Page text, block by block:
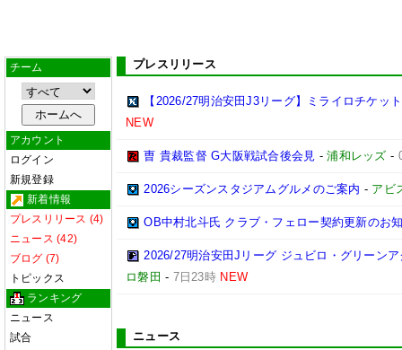
チーム
アカウント
ログイン
新規登録
新着情報
プレスリリース (4)
ニュース (42)
ブログ (7)
トピックス
ランキング
ニュース
試合
プレスリリース
【2026/27明治安田J3リーグ】ミライロチケッ
NEW
曺 貴裁監督 G大阪戦試合後会見 -浦和レッズ -
2026シーズンスタジアムグルメのご案内 - アビ
OB中村北斗氏 クラブ・フェロー契約更新のお
2026/27明治安田Jリーグ ジュビロ・グリーン
ロ磐田 - 7日23時 NEW
ニュース